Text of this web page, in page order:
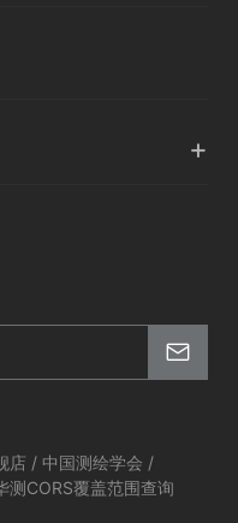
+
店 / 中国测绘学会 /
测CORS覆盖范围查询